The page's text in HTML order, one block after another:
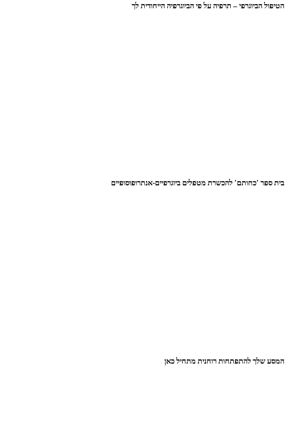
הטיפול הביוגרפי – תרפיה על פי הביוגרפיה הייחודית לך
בית ספר 'כחותם' להכשרת מטפלים ביוגרפיים-אנתרופוסופיים
המסע שלך להתפתחות רוחנית מתחיל כאן